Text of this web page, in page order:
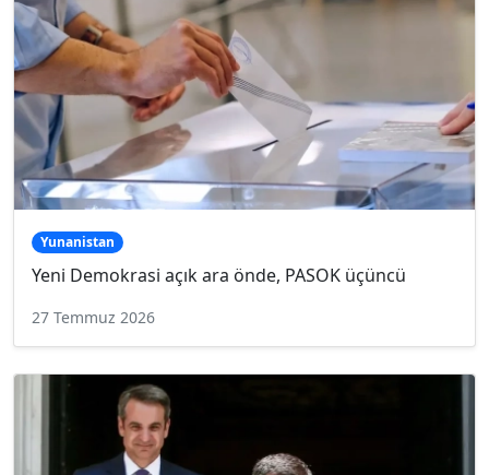
Yunanistan
Yeni Demokrasi açık ara önde, PASOK üçüncü
27 Temmuz 2026